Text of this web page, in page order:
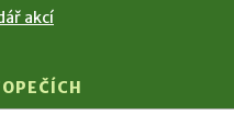
akcí